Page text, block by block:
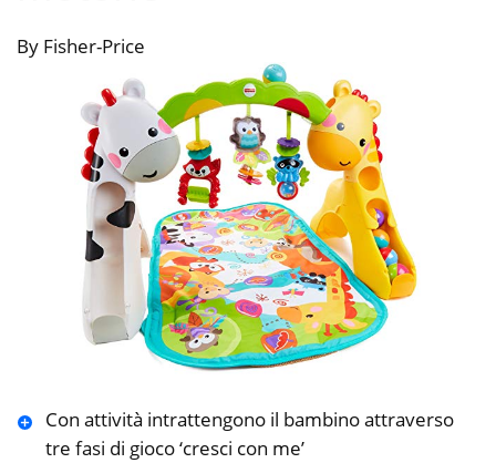
By Fisher-Price
Con attività intrattengono il bambino attraverso
tre fasi di gioco ‘cresci con me’